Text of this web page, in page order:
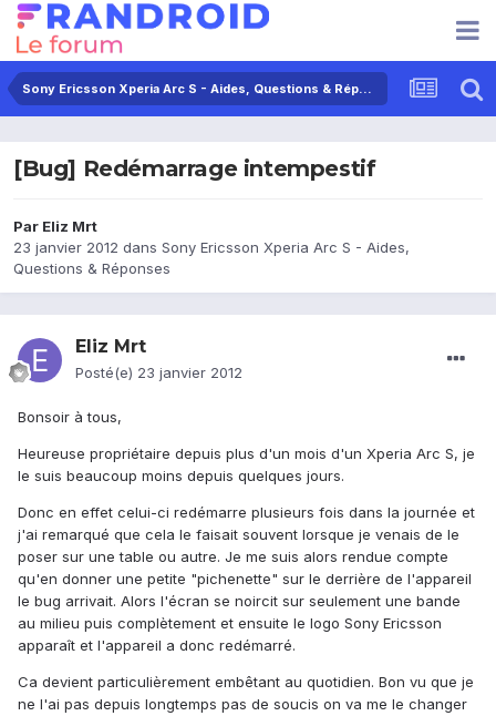
Sony Ericsson Xperia Arc S - Aides, Questions & Réponses
[Bug] Redémarrage intempestif
Par Eliz Mrt
23 janvier 2012 dans Sony Ericsson Xperia Arc S - Aides,
Questions & Réponses
Eliz Mrt
Posté(e) 23 janvier 2012
Bonsoir à tous,
Heureuse propriétaire depuis plus d'un mois d'un Xperia Arc S, je
le suis beaucoup moins depuis quelques jours.
Donc en effet celui-ci redémarre plusieurs fois dans la journée et
j'ai remarqué que cela le faisait souvent lorsque je venais de le
poser sur une table ou autre. Je me suis alors rendue compte
qu'en donner une petite "pichenette" sur le derrière de l'appareil
le bug arrivait. Alors l'écran se noircit sur seulement une bande
au milieu puis complètement et ensuite le logo Sony Ericsson
apparaît et l'appareil a donc redémarré.
Ca devient particulièrement embêtant au quotidien. Bon vu que je
ne l'ai pas depuis longtemps pas de soucis on va me le changer